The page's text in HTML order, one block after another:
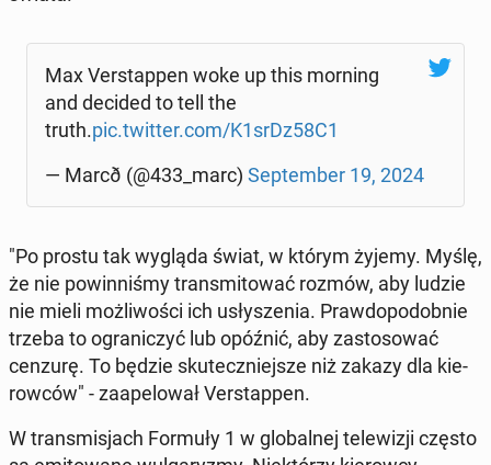
Max Ver­stap­pen woke up this morning
and decided to tell the
truth.pic.twitter.com/K1srDz58C1
— Mar­cð (@433_marc) Sep­tem­ber 19, 2024
"Po prostu tak wygląda świat, w którym żyjemy. Myślę,
że nie po­win­ni­śmy trans­mi­to­wać rozmów, aby ludzie
nie mieli moż­li­wo­ści ich usły­sze­nia. Praw­do­po­dob­nie
trzeba to ogra­ni­czyć lub opóźnić, aby za­sto­so­wać
cenzurę. To będzie sku­tecz­niej­sze niż zakazy dla kie­
row­ców" - za­ape­lo­wał Ver­stap­pen.
W trans­mi­sjach Formuły 1 w glo­bal­nej te­le­wi­zji często